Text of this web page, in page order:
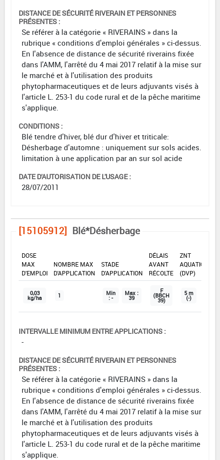
DISTANCE DE SÉCURITÉ RIVERAIN ET PERSONNES
PRÉSENTES :
Se référer à la catégorie « RIVERAINS » dans la
rubrique « conditions d'emploi générales » ci-dessus.
En l'absence de distance de sécurité riverains fixée
dans l'AMM, l'arrêté du 4 mai 2017 relatif à la mise sur
le marché et à l'utilisation des produits
phytopharmaceutiques et de leurs adjuvants visés à
l'article L. 253-1 du code rural et de la pêche maritime
s'applique.
CONDITIONS :
Blé tendre d'hiver, blé dur d'hiver et triticale:
Désherbage d'automne : uniquement sur sols acides.
limitation à une application par an sur sol acide
DATE D'AUTORISATION DE L'USAGE :
28/07/2011
[15105912] Blé*Désherbage
DOSE
MAX
D'EMPLOI
NOMBRE MAX
D'APPLICATION
STADE
D'APPLICATION
DÉLAIS
AVANT
RÉCOLTE
ZNT
AQUATIQUE
(DVP)
0,03
kg/ha 1 Min
: -
Max :
39
F
(BBCH
39)
5 m
(-)
INTERVALLE MINIMUM ENTRE APPLICATIONS :
-
DISTANCE DE SÉCURITÉ RIVERAIN ET PERSONNES
PRÉSENTES :
Se référer à la catégorie « RIVERAINS » dans la
rubrique « conditions d'emploi générales » ci-dessus.
En l'absence de distance de sécurité riverains fixée
dans l'AMM, l'arrêté du 4 mai 2017 relatif à la mise sur
le marché et à l'utilisation des produits
phytopharmaceutiques et de leurs adjuvants visés à
l'article L. 253-1 du code rural et de la pêche maritime
s'applique.